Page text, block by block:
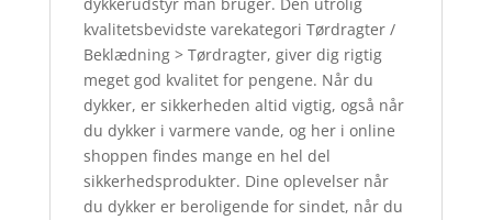
kvalitetsbevidste varekategori Tørdragter /
Beklædning > Tørdragter, giver dig rigtig
meget god kvalitet for pengene. Når du
dykker, er sikkerheden altid vigtig, også når
du dykker i varmere vande, og her i online
shoppen findes mange en hel del
sikkerhedsprodukter. Dine oplevelser når
du dykker er beroligende for sindet, når du